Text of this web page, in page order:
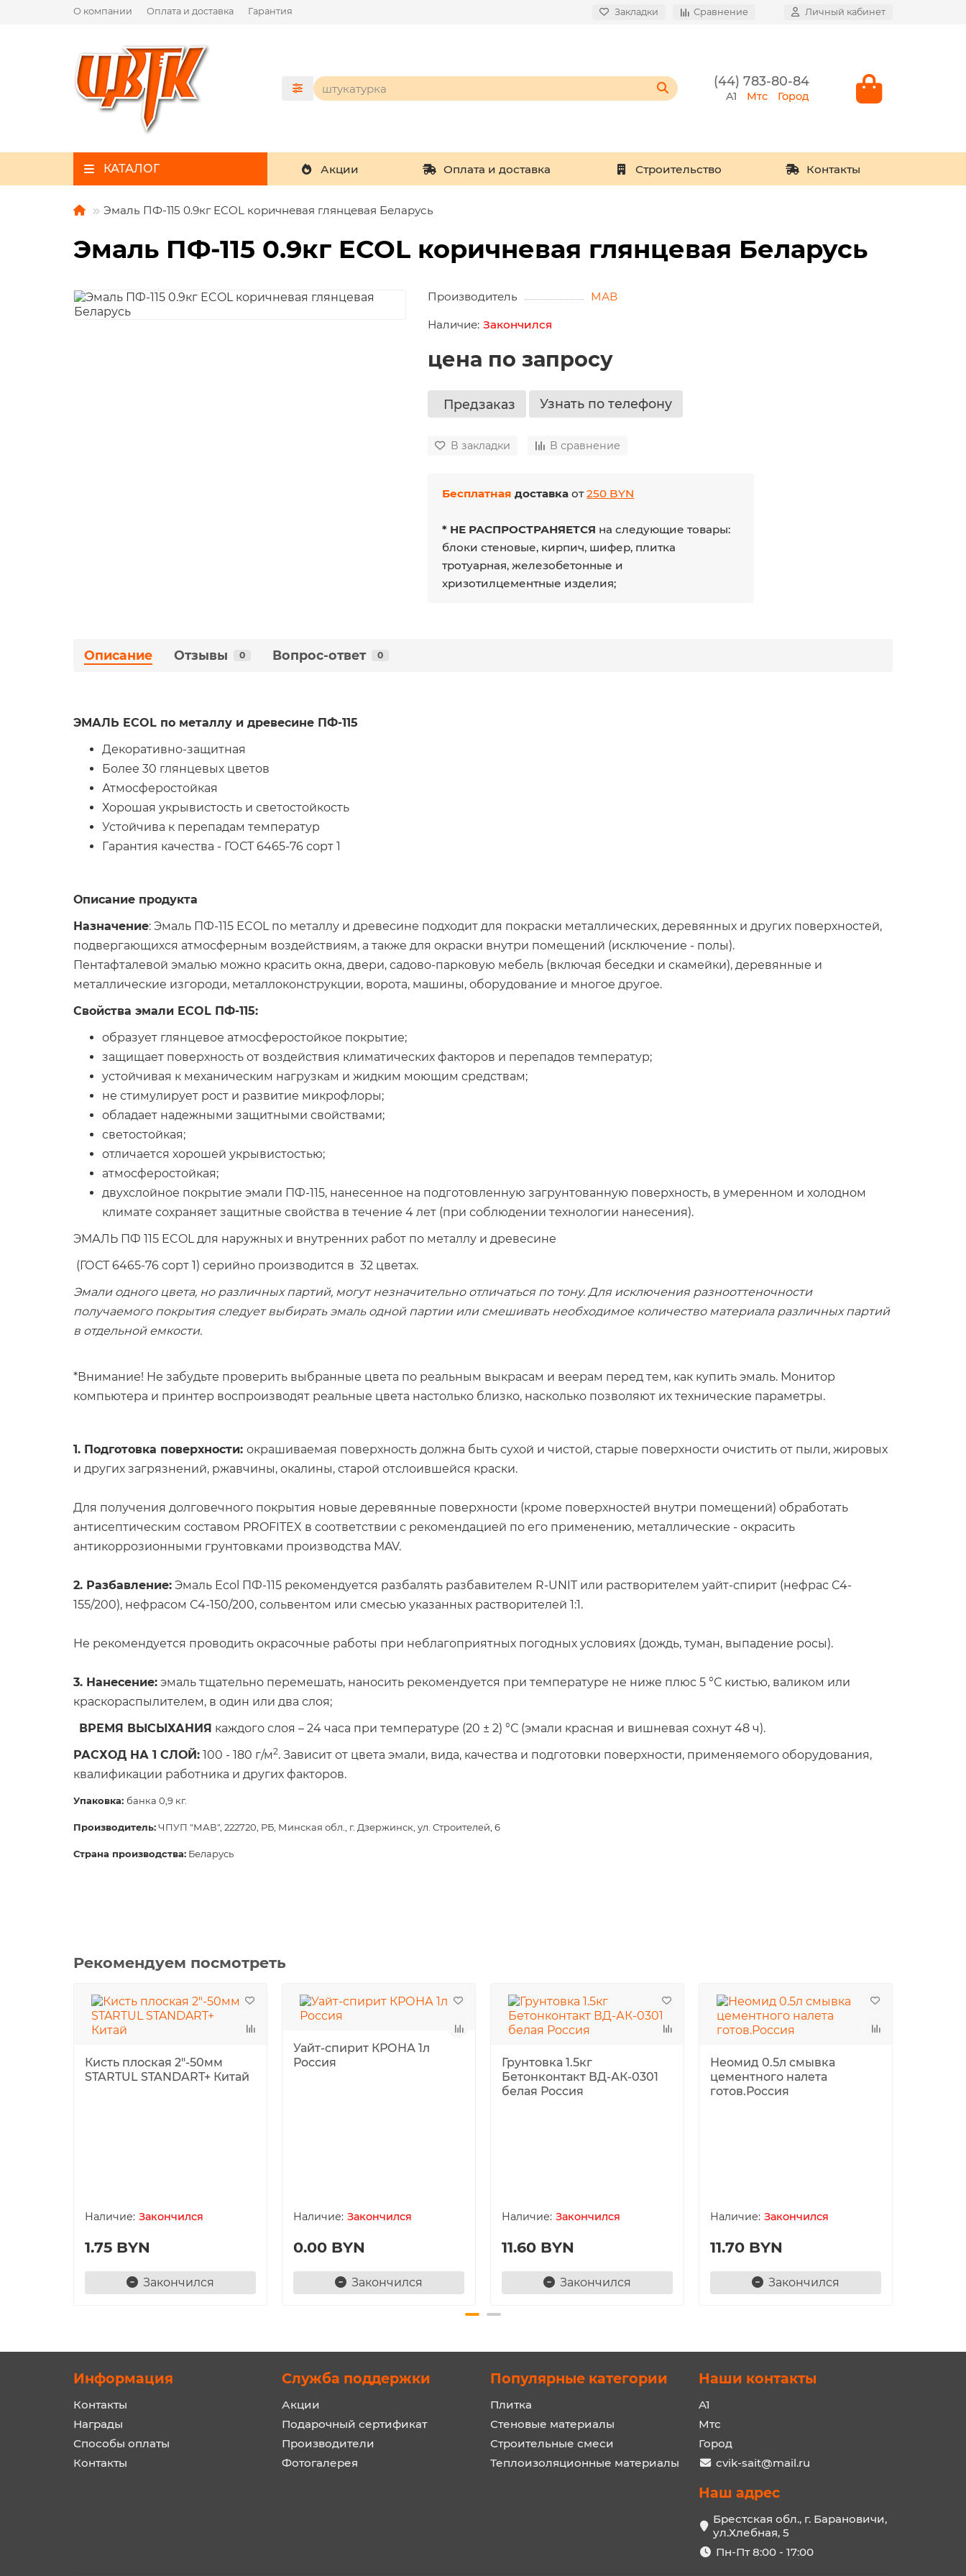
О компании Оплата и доставка Гарантия Закладки Сравнение Личный кабинет
(44) 783-80-84
A1 Мтс Город
КАТАЛОГ Акции Оплата и доставка Строительство Контакты
Эмаль ПФ-115 0.9кг ECOL коричневая глянцевая Беларусь
Эмаль ПФ-115 0.9кг ECOL коричневая глянцевая Беларусь
Производитель МАВ
Закончился
цена по запросу
Предзаказ Узнать по телефону
В закладки В сравнение
Бесплатная доставка от250 BYN
* НЕ РАСПРОСТРАНЯЕТСЯ на следующие товары:
блоки стеновые, кирпич, шифер, плитка
тротуарная, железобетонные и
хризотилцементные изделия;
Описание Отзывы 0 Вопрос-ответ 0
ЭМАЛЬ ECOL по металлу и древесине ПФ-115
Декоративно-защитная
Более 30 глянцевых цветов
Атмосферостойкая
Хорошая укрывистость и светостойкость
Устойчива к перепадам температур
Гарантия качества - ГОСТ 6465-76 сорт 1
Описание продукта
Назначение: Эмаль ПФ-115 ECOL по металлу и древесине подходит для покраски металлических, деревянных и других поверхностей,
подвергающихся атмосферным воздействиям, а также для окраски внутри помещений (исключение - полы).
Пентафталевой эмалью можно красить окна, двери, садово-парковую мебель (включая беседки и скамейки), деревянные и
металлические изгороди, металлоконструкции, ворота, машины, оборудование и многое другое.
Свойства эмали ECOL ПФ-115:
образует глянцевое атмосферостойкое покрытие;
защищает поверхность от воздействия климатических факторов и перепадов температур;
устойчивая к механическим нагрузкам и жидким моющим средствам;
не стимулирует рост и развитие микрофлоры;
обладает надежными защитными свойствами;
светостойкая;
отличается хорошей укрывистостью;
атмосферостойкая;
двухслойное покрытие эмали ПФ-115, нанесенное на подготовленную загрунтованную поверхность, в умеренном и холодном
климате сохраняет защитные свойства в течение 4 лет (при соблюдении технологии нанесения).
ЭМАЛЬ ПФ 115 ECOL для наружных и внутренних работ по металлу и древесине
(ГОСТ 6465-76 сорт 1) серийно производится в 32 цветах.
Эмали одного цвета, но различных партий, могут незначительно отличаться по тону. Для исключения разнооттеночности
получаемого покрытия следует выбирать эмаль одной партии или смешивать необходимое количество материала различных партий
в отдельной емкости.
*Внимание! Не забудьте проверить выбранные цвета по реальным выкрасам и веерам перед тем, как купить эмаль. Монитор
компьютера и принтер воспроизводят реальные цвета настолько близко, насколько позволяют их технические параметры.
1. Подготовка поверхности: окрашиваемая поверхность должна быть сухой и чистой, старые поверхности очистить от пыли, жировых
и других загрязнений, ржавчины, окалины, старой отслоившейся краски.
Для получения долговечного покрытия новые деревянные поверхности (кроме поверхностей внутри помещений) обработать
антисептическим составом PROFITEX в соответствии с рекомендацией по его применению, металлические - окрасить
антикоррозионными грунтовками производства MAV.
2. Разбавление: Эмаль Ecol ПФ-115 рекомендуется разбалять разбавителем R-UNIT или растворителем уайт-спирит (нефрас С4-
155/200), нефрасом С4-150/200, сольвентом или смесью указанных растворителей 1:1.
Не рекомендуется проводить окрасочные работы при неблагоприятных погодных условиях (дождь, туман, выпадение росы).
3. Нанесение: эмаль тщательно перемешать, наносить рекомендуется при температуре не ниже плюс 5 °С кистью, валиком или
краскораспылителем, в один или два слоя;
ВРЕМЯ ВЫСЫХАНИЯ каждого слоя – 24 часа при температуре (20 ± 2) °С (эмали красная и вишневая сохнут 48 ч).
РАСХОД НА 1 СЛОЙ: 100 - 180 г/м2. Зависит от цвета эмали, вида, качества и подготовки поверхности, применяемого оборудования,
квалификации работника и других факторов.
Упаковка: банка 0,9 кг.
Производитель:ЧПУП "МАВ", 222720, РБ, Минская обл., г. Дзержинск, ул. Строителей, 6
Страна производства: Беларусь
Рекомендуем посмотреть
Кисть плоская 2"-50мм
STARTUL STANDART+ Китай
Закончился
1.75 BYN
Закончился
Уайт-спирит КРОНА 1л
Россия
Закончился
0.00 BYN
Закончился
Грунтовка 1.5кг
Бетонконтакт ВД-АК-0301
белая Россия
Закончился
11.60 BYN
Закончился
Неомид 0.5л смывка
цементного налета
готов.Россия
Закончился
11.70 BYN
Закончился
Информация
Контакты
Награды
Способы оплаты
Контакты
Служба поддержки
Акции
Подарочный сертификат
Производители
Фотогалерея
Популярные категории
Плитка
Стеновые материалы
Строительные смеси
Теплоизоляционные материалы
Наши контакты
A1
Мтс
Город
cvik-sait@mail.ru
Наш адрес
Брестская обл., г. Барановичи,
ул.Хлебная, 5
Пн-Пт 8:00 - 17:00